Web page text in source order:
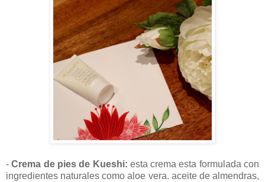
-Crema de pies de Kueshi: esta crema esta formulada con
ingredientes naturales como aloe vera. aceite de almendras,